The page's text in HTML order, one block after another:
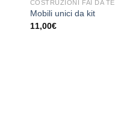
COSTRUZIONI FAI DA TE
Mobili unici da kit
11,00€